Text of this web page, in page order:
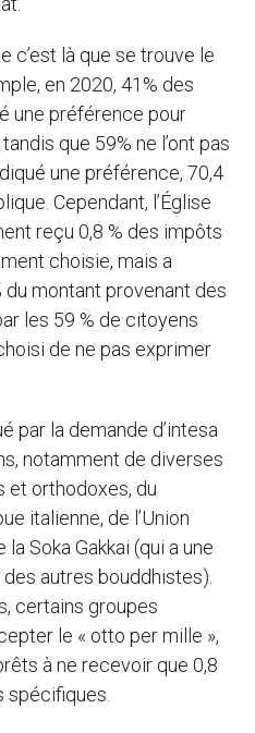
c’est là que se trouve le
en 2020, 41% des
une préférence pour
que 59% ne l’ont pas
une préférence, 70,4
Cependant, l’Église
reçu 0,8 % des impôts
choisie, mais a
montant provenant des
les 59 % de citoyens
de ne pas exprimer
par la demande d’intesa
notamment de diverses
et orthodoxes, du
italienne, de l’Union
Soka Gakkai (qui a une
autres bouddhistes).
certains groupes
le « otto per mille »,
à ne recevoir que 0,8
spécifiques.